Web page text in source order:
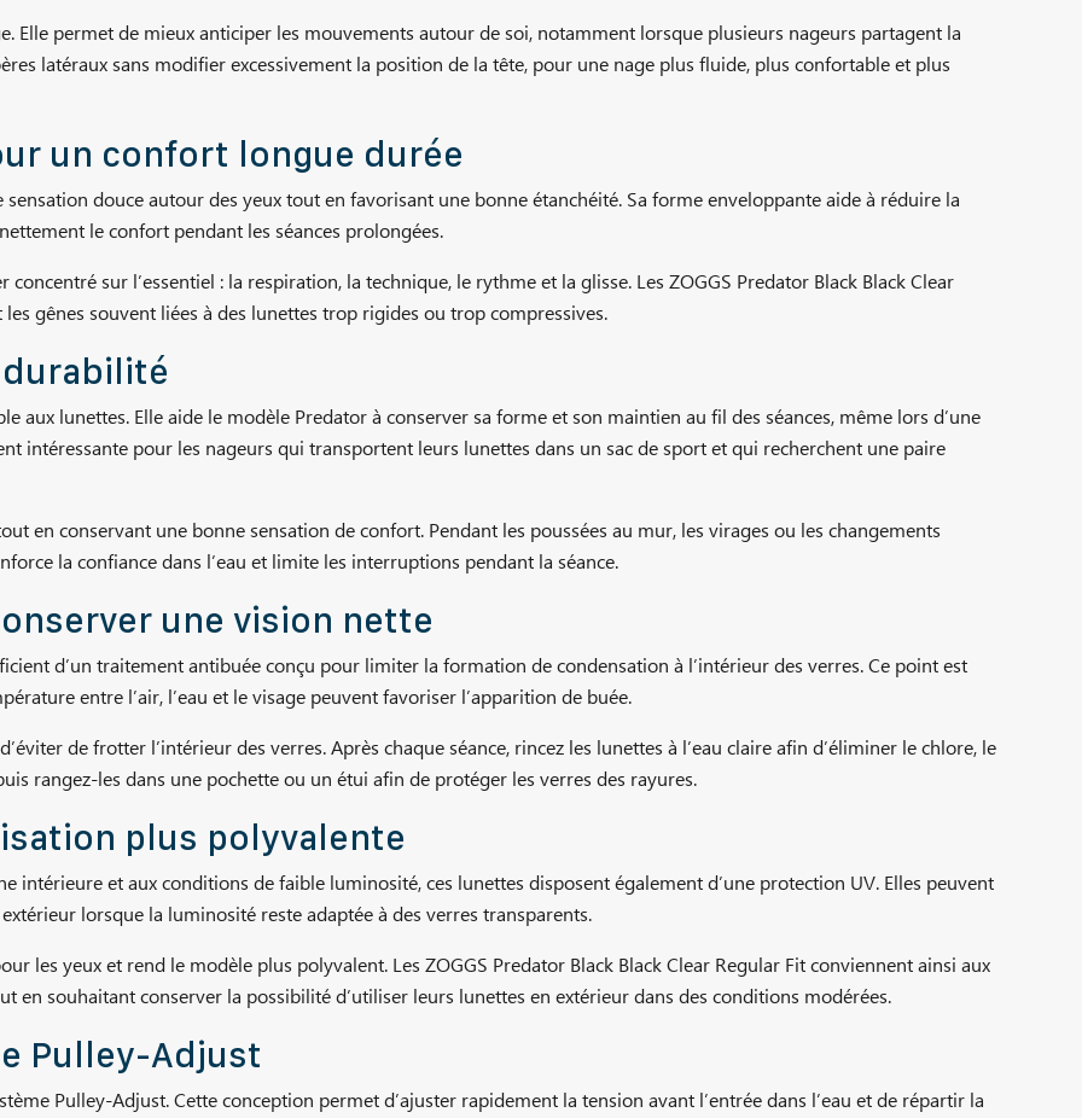
Elle permet de mieux anticiper les mouvements autour de soi, notamment lorsque plusieurs nageurs partagent la
latéraux sans modifier excessivement la position de la tête, pour une nage plus fluide, plus confortable et plus
un confort longue durée
douce autour des yeux tout en favorisant une bonne étanchéité. Sa forme enveloppante aide à réduire la
le confort pendant les séances prolongées.
sur l’essentiel : la respiration, la technique, le rythme et la glisse. Les ZOGGS Predator Black Black Clear
gênes souvent liées à des lunettes trop rigides ou trop compressives.
aux lunettes. Elle aide le modèle Predator à conserver sa forme et son maintien au fil des séances, même lors d’une
intéressante pour les nageurs qui transportent leurs lunettes dans un sac de sport et qui recherchent une paire
en conservant une bonne sensation de confort. Pendant les poussées au mur, les virages ou les changements
la confiance dans l’eau et limite les interruptions pendant la séance.
une vision nette
d’un traitement antibuée conçu pour limiter la formation de condensation à l’intérieur des verres. Ce point est
entre l’air, l’eau et le visage peuvent favoriser l’apparition de buée.
de frotter l’intérieur des verres. Après chaque séance, rincez les lunettes à l’eau claire afin d’éliminer le chlore, le
rangez-les dans une pochette ou un étui afin de protéger les verres des rayures.
plus polyvalente
intérieure et aux conditions de faible luminosité, ces lunettes disposent également d’une protection UV. Elles peuvent
lorsque la luminosité reste adaptée à des verres transparents.
les yeux et rend le modèle plus polyvalent. Les ZOGGS Predator Black Black Clear Regular Fit conviennent ainsi aux
en souhaitant conserver la possibilité d’utiliser leurs lunettes en extérieur dans des conditions modérées.
Pulley-Adjust
Pulley-Adjust. Cette conception permet d’ajuster rapidement la tension avant l’entrée dans l’eau et de répartir la